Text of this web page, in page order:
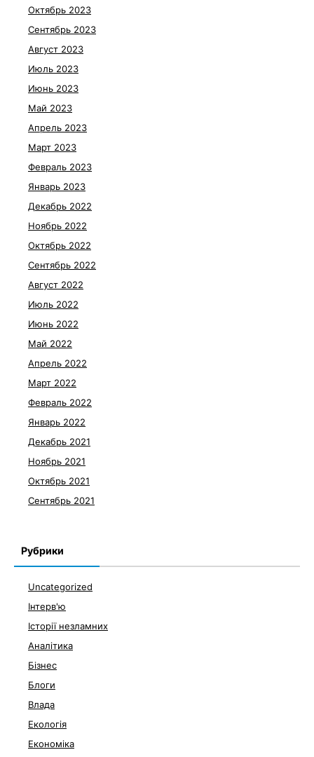
Октябрь 2023
Сентябрь 2023
Август 2023
Июль 2023
Июнь 2023
Май 2023
Апрель 2023
Март 2023
Февраль 2023
Январь 2023
Декабрь 2022
Ноябрь 2022
Октябрь 2022
Сентябрь 2022
Август 2022
Июль 2022
Июнь 2022
Май 2022
Апрель 2022
Март 2022
Февраль 2022
Январь 2022
Декабрь 2021
Ноябрь 2021
Октябрь 2021
Сентябрь 2021
Рубрики
Uncategorized
Інтерв'ю
Історії незламних
Аналітика
Бізнес
Блоги
Влада
Екологія
Економіка